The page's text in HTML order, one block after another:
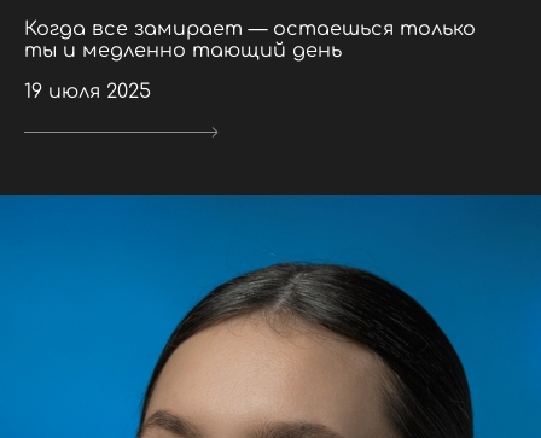
Когда все замирает — остаешься только
ты и медленно тающий день
19 июля 2025